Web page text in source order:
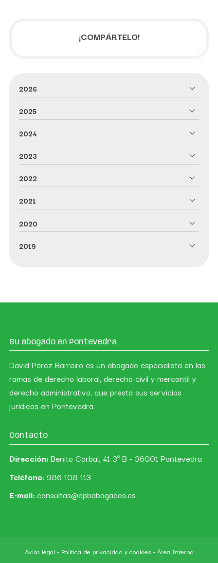
¡COMPÁRTELO!
2026
2025
2024
2023
2022
2021
2020
2019
Su abogado en Pontevedra
David Pérez Barreiro es un abogado especialista en las
ramas de derecho laboral, derecho civil y mercantil y
derecho administrativo, que presta sus servicios
jurídicos en Pontevedra.
Contacto
Dirección:Benito Corbal, 41 3º B - 36001 Pontevedra
Teléfono:986 108 113
E-mail:consultas@dpbabogados.es
Aviso legal - Política de privacidad y cookies- Área Interna